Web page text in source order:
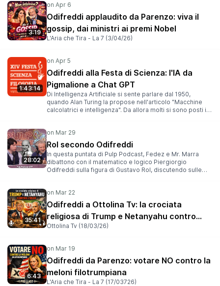
3:19
Odifreddi applaudito da Parenzo: viva il
gossip, dai ministri ai premi Nobel
L'Aria che Tira - La 7 (3/04/26)
1:43:14
Odifreddi alla Festa di Scienza: l'IA da
Pigmalione a Chat GPT
Di Intelligenza Artificiale si sente parlare dal 1950,
quando Alan Turing la propose nell'articolo "Macchine
calcolatrici e intelligenza". Da allora molti si sono posti il
nasconda qualcosa di pericoloso, da cui ci mettono in
guardia persino Bill Gates e Elon Musk. Ripercorreremo
dunque brevemente la storia dell'IA, discutendo le sue
reali potenzialità e valutando i suoi possibili
rischi.*************************Festa di Scienza e
Filosofia - Foligno (12/04/25)
28:02
Rol secondo Odifreddi
In questa puntata di Pulp Podcast, Fedez e Mr. Marra
dibattono con il matematico e logico Piergiorgio
Odifreddi sulla figura di Gustavo Rol, discutendo sulle
della figura di Rol ed esponente di spicco della
community appassionata al personaggio storico.14 apr
2025
35:41
Odifreddi a Ottolina Tv: la crociata
religiosa di Trump e Netanyahu contro
l'Iran
Ottolina Tv (18/03/26)
6:43
Odifreddi da Parenzo: votare NO contro la
meloni filotrumpiana
L'Aria che Tira - La 7 (17/03726)